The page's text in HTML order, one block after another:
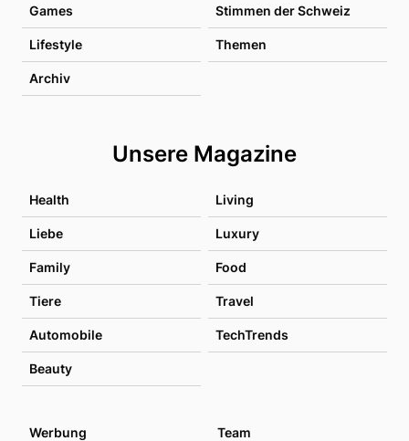
Games Stimmen der Schweiz
Lifestyle Themen
Archiv
Unsere Magazine
Health Living
Liebe Luxury
Family Food
Tiere Travel
Automobile TechTrends
Beauty
Werbung Team